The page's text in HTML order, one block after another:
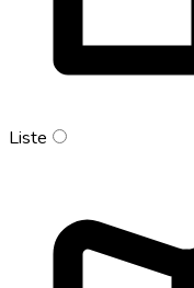
Liste